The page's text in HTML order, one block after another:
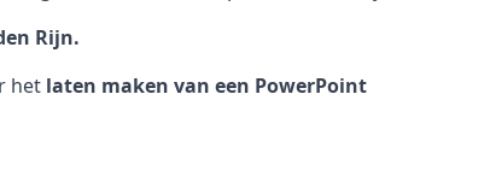
Rijn.
het laten maken van een PowerPoint